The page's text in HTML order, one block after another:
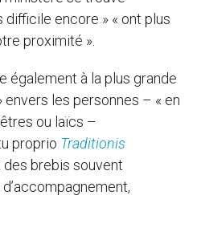
encore » « ont plus
proximité ».
également à la plus grande
les personnes – « en
ou laïcs –
proprio Traditionis
des brebis souvent